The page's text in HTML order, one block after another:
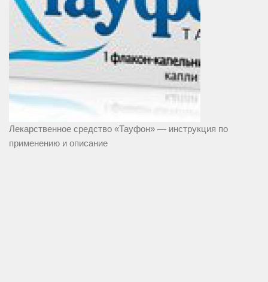
Лекарственное средство «Тауфон» — инструкция по
применению и описание